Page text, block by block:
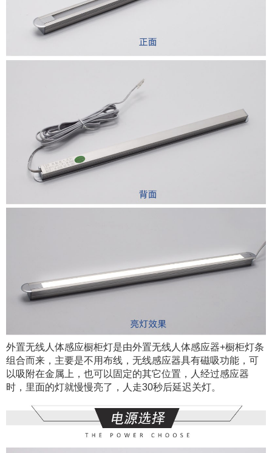
外置无线人体感应橱柜灯是由外置无线人体感应器+橱柜灯条
组合而来， 主要是不用布线，无线感应器具有磁吸功能，可
以吸附在金属上，也可以固定的其它位置，人经过感应器
时，里面的灯就慢慢亮了，人走30秒后延迟关灯。